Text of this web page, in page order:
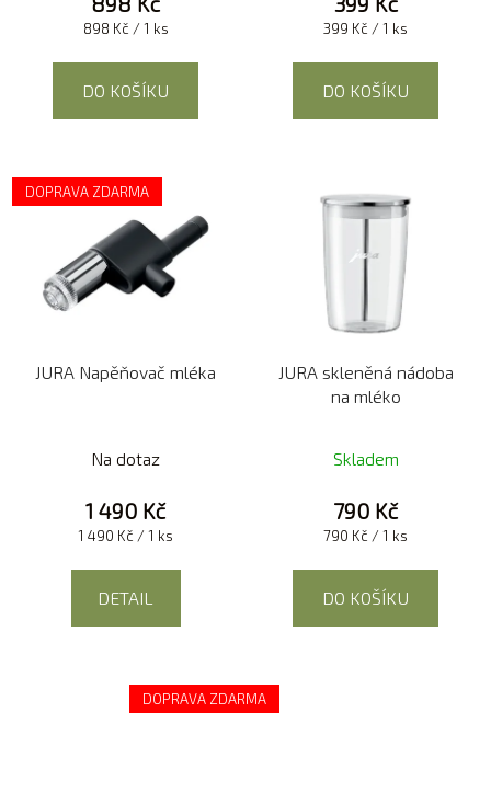
Měrná
898 Kč / 1 ks
DO KOŠÍKU
Měrná
399 Kč / 1 ks
DO KOŠÍKU
DOPRAVA ZDARMA
JURA Napěňovač mléka
Na dotaz
1 490 Kč
Měrná
1 490 Kč / 1 ks
DETAIL
JURA skleněná nádoba
na mléko
Skladem
790 Kč
Měrná
790 Kč / 1 ks
DO KOŠÍKU
DOPRAVA ZDARMA